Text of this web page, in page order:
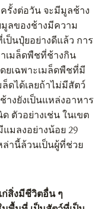
ครั้งต่อวัน จะมีมูลช้าง
ลของช้างมีความ
ป็นปุ๋ยอย่างดีแล้ว การ
เมล็ดพืชที่ช้างกิน
ยเฉพาะเมล็ดพืชที่มี
ดได้เลยถ้าไม่มีสัตว์
งยังเป็นแหล่งอาหาร
ตัวอย่างเช่น ในเขต
มลงอย่างน้อย 29
ล่านี้ล้วนเป็นผู้ที่ช่วย
ก่สิ่งมีชีวิตอื่น ๆ